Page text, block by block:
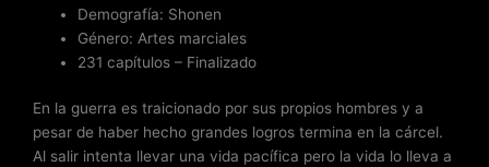
Demografía: Shonen
Género: Artes marciales
231 capítulos – Finalizado
En la guerra es traicionado por sus propios hombres y a
pesar de haber hecho grandes logros termina en la cárcel.
Al salir intenta llevar una vida pacífica pero la vida lo lleva a